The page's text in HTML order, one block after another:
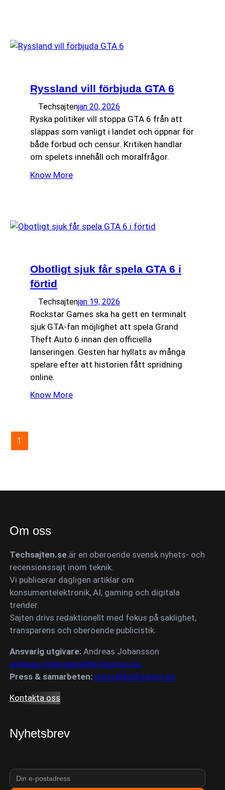
Ryssland vill förbjuda GTA 6
Techsajtenjan 20, 2026
Ryska politiker vill stoppa GTA 6 från att
släppas som vanligt i landet och öppnar för
både förbud och censur. Kritiken handlar
om spelets innehåll och moralfrågor.
Know More
Obotligt sjuk får spela GTA 6 i
förtid
Techsajtenjan 19, 2026
Rockstar Games ska ha gett en terminalt
sjuk GTA-fan möjlighet att spela Grand
Theft Auto 6 innan den officiella
lanseringen. Gesten har hyllats av många
spelare efter att historien fått spridning
online.
Know More
1
Om oss
Techsajten.se är en oberoende svensk nyhets- och
recensionssajt inom teknik.
Vi publicerar dagligen artiklar om
konsumentelektronik, AI, gaming och digitala
trender.
Sajten drivs redaktionellt med fokus på saklighet,
transparens och oberoende publicistik.
Ansvarig utgivare: Andreas Johansson
andreas.johansson@techsajten.se
Press & samarbeten: press@techsajten.se
Kontakta oss
Nyhetsbrev